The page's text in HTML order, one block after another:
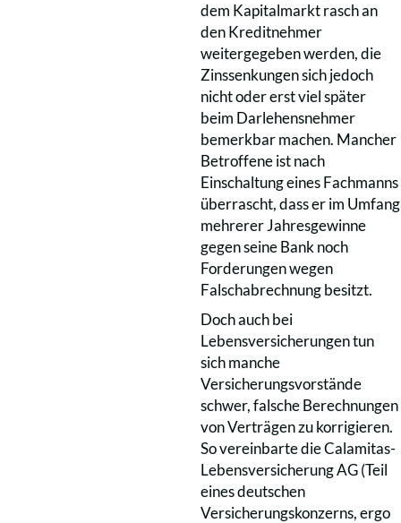
dem Kapitalmarkt rasch an
den Kreditnehmer
weitergegeben werden, die
Zinssenkungen sich jedoch
nicht oder erst viel später
beim Darlehensnehmer
bemerkbar machen. Mancher
Betroffene ist nach
Einschaltung eines Fachmanns
überrascht, dass er im Umfang
mehrerer Jahresgewinne
gegen seine Bank noch
Forderungen wegen
Falschabrechnung besitzt.
Doch auch bei
Lebensversicherungen tun
sich manche
Versicherungsvorstände
schwer, falsche Berechnungen
von Verträgen zu korrigieren.
So vereinbarte die Calamitas-
Lebensversicherung AG (Teil
eines deutschen
Versicherungskonzerns, ergo